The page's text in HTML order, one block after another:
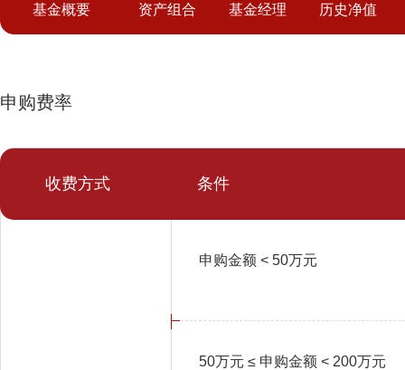
基金概要 资产组合 基金经理 历史净值
申购费率
收费方式 条件
申购金额 < 50万元
50万元 ≤ 申购金额 < 200万元